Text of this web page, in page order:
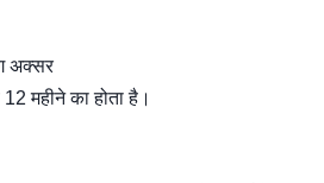
अक्सर
महीने का होता है।